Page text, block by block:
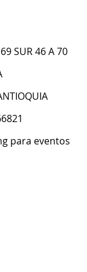
SUR 46 A 70
para eventos